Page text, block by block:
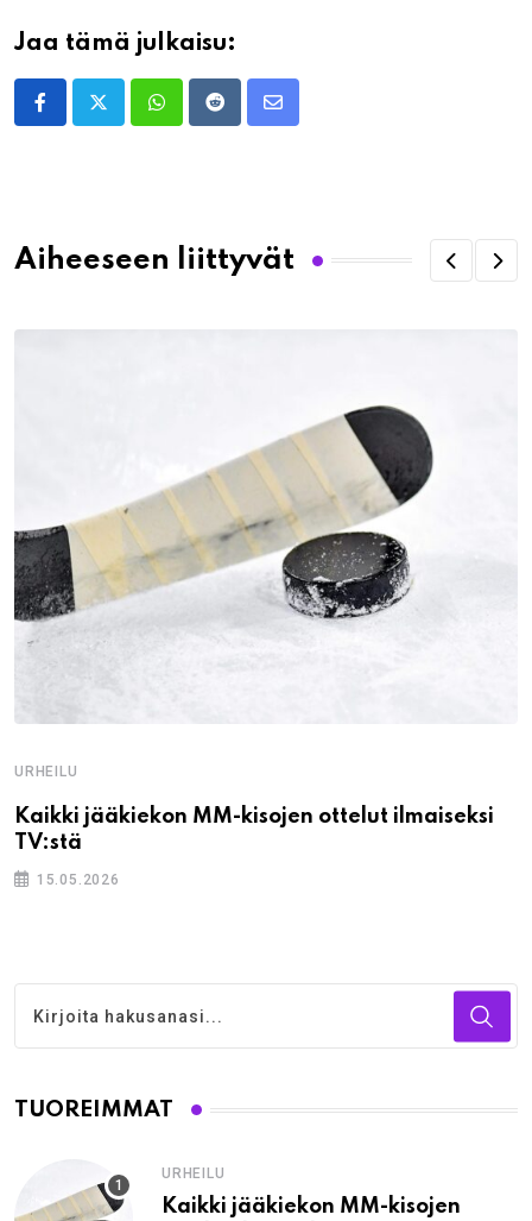
Jaa tämä julkaisu:
WhatsappRedditShare
Aiheeseen liittyvät
URHEILU
Kaikki jääkiekon MM-kisojen ottelut ilmaiseksi
TV:stä
15.05.2026
TUOREIMMAT
URHEILU
Kaikki jääkiekon MM-kisojen